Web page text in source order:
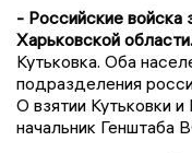
- Российские войска
Харьковской области.
Кутьковка. Оба
подразделения
О взятии Кутьковки
начальник Генштаба